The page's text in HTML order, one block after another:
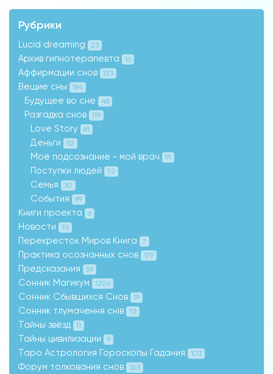
Рубрики
Lucid dreaming 23
Архив гипнотерапевта 16
Аффирмации снов 123
Вещие сны 184
Будущее во сне 48
Разгадка снов 119
Love Story 81
Деньги 52
Моё подсознание - мой врач 91
Поступки людей 72
Семья 30
События 99
Книги проекта 6
Новости 76
Перекресток Миров Книга 7
Практика осознанных снов 179
Предсказания 59
Сонник Магикум 1206
Сонник Сбывшихся Снов 19
Сонник тлумачення снів 111
Тайны звёзд 11
Тайны цивилизации 9
Таро Астрология Гороскопы Гадания 103
Форум толкования снов 363